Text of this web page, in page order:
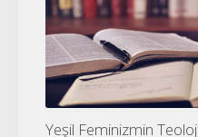
Yeşil Feminizmin